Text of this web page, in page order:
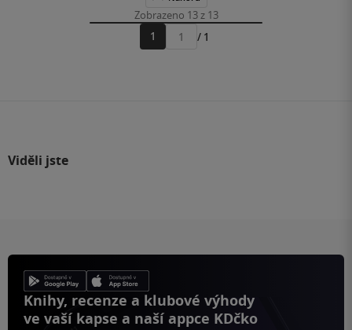
Zobrazeno 13 z 13
1
Přejít
/ 1
Viděli jste
Knihy, recenze a klubové výhody
ve vaší kapse a naší appce KDčko